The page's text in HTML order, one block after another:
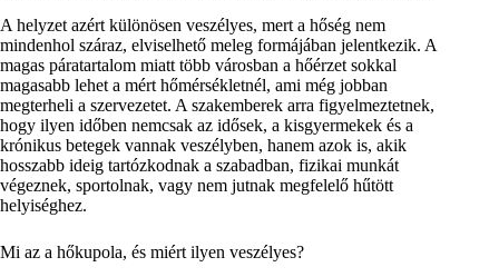
A helyzet azért különösen veszélyes, mert a hőség nem
mindenhol száraz, elviselhető meleg formájában jelentkezik. A
magas páratartalom miatt több városban a hőérzet sokkal
magasabb lehet a mért hőmérsékletnél, ami még jobban
megterheli a szervezetet. A szakemberek arra figyelmeztetnek,
hogy ilyen időben nemcsak az idősek, a kisgyermekek és a
krónikus betegek vannak veszélyben, hanem azok is, akik
hosszabb ideig tartózkodnak a szabadban, fizikai munkát
végeznek, sportolnak, vagy nem jutnak megfelelő hűtött
helyiséghez.
Mi az a hőkupola, és miért ilyen veszélyes?